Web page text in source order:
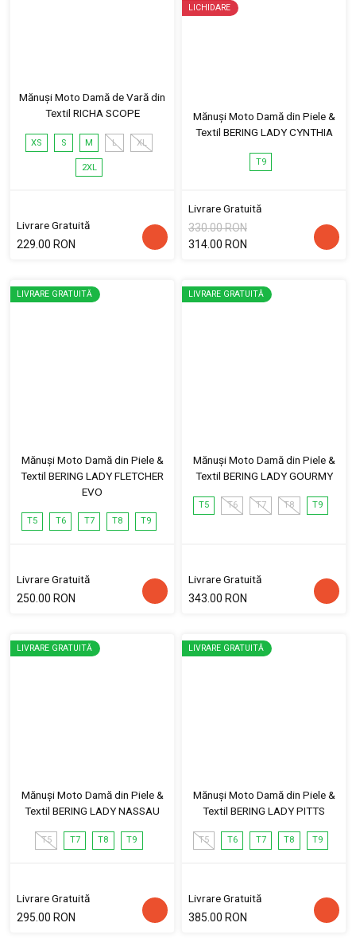
Mănuși Moto Damă de Vară din
Textil RICHA SCOPE
XS S M L XL
2XL
Livrare Gratuită
229.00 RON
LICHIDARE
Mănuși Moto Damă din Piele &
Textil BERING LADY CYNTHIA
T9
Livrare Gratuită
330.00 RON
314.00 RON
LIVRARE GRATUITĂ
Mănuși Moto Damă din Piele &
Textil BERING LADY FLETCHER
EVO
T5 T6 T7 T8 T9
Livrare Gratuită
250.00 RON
LIVRARE GRATUITĂ
Mănuși Moto Damă din Piele &
Textil BERING LADY GOURMY
T5 T6 T7 T8 T9
Livrare Gratuită
343.00 RON
LIVRARE GRATUITĂ
Mănuși Moto Damă din Piele &
Textil BERING LADY NASSAU
T5 T7 T8 T9
Livrare Gratuită
295.00 RON
LIVRARE GRATUITĂ
Mănuși Moto Damă din Piele &
Textil BERING LADY PITTS
T5 T6 T7 T8 T9
Livrare Gratuită
385.00 RON